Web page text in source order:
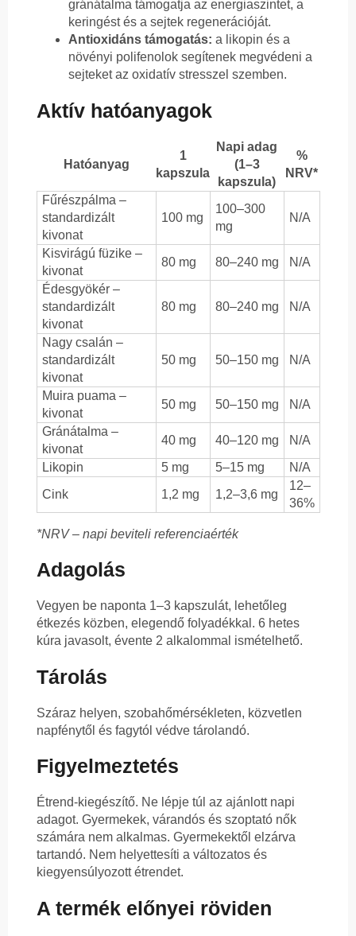
gránátalma támogatja az energiaszintet, a
keringést és a sejtek regenerációját.
Antioxidáns támogatás: a likopin és a
növényi polifenolok segítenek megvédeni a
sejteket az oxidatív stresszel szemben.
Aktív hatóanyagok
Hatóanyag
1
kapszula
Napi adag
(1–3
kapszula)
%
NRV*
Fűrészpálma –
standardizált
kivonat
100 mg
100–300
mg
N/A
Kisvirágú füzike –
kivonat
80 mg 80–240 mg
N/A
Édesgyökér –
standardizált
kivonat
80 mg 80–240 mg N/A
Nagy csalán –
standardizált
kivonat
50 mg 50–150 mg N/A
Muira puama –
kivonat
50 mg 50–150 mg
N/A
Gránátalma –
kivonat
40 mg 40–120 mg
N/A
Likopin
5 mg 5–15 mg
N/A
Cink
1,2 mg 1,2–3,6 mg
12–
36%
*NRV – napi beviteli referenciaérték
Adagolás
Vegyen be naponta 1–3 kapszulát, lehetőleg
étkezés közben, elegendő folyadékkal. 6 hetes
kúra javasolt, évente 2 alkalommal ismételhető.
Tárolás
Száraz helyen, szobahőmérsékleten, közvetlen
napfénytől és fagytól védve tárolandó.
Figyelmeztetés
Étrend-kiegészítő. Ne lépje túl az ajánlott napi
adagot. Gyermekek, várandós és szoptató nők
számára nem alkalmas. Gyermekektől elzárva
tartandó. Nem helyettesíti a változatos és
kiegyensúlyozott étrendet.
A termék előnyei röviden